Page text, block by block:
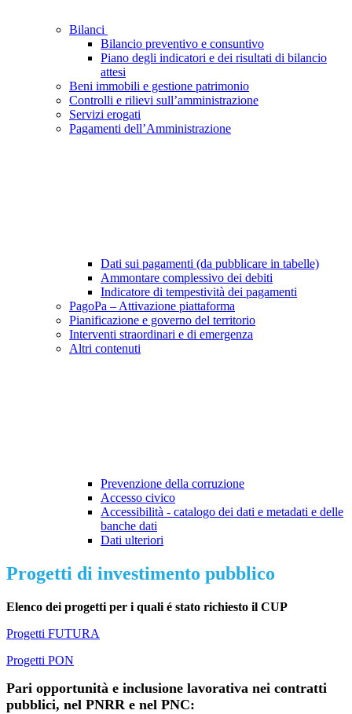
Bilanci
Bilancio preventivo e consuntivo
Piano degli indicatori e dei risultati di bilancio
attesi
Beni immobili e gestione patrimonio
Controlli e rilievi sull’amministrazione
Servizi erogati
Pagamenti dell’Amministrazione
Dati sui pagamenti (da pubblicare in tabelle)
Ammontare complessivo dei debiti
Indicatore di tempestività dei pagamenti
PagoPa – Attivazione piattaforma
Pianificazione e governo del territorio
Interventi straordinari e di emergenza
Altri contenuti
Prevenzione della corruzione
Accesso civico
Accessibilità - catalogo dei dati e metadati e delle
banche dati
Dati ulteriori
Progetti di investimento pubblico
Elenco dei progetti per i quali é stato richiesto il CUP
Progetti FUTURA
Progetti PON
Pari opportunità e inclusione lavorativa nei contratti
pubblici, nel PNRR e nel PNC: